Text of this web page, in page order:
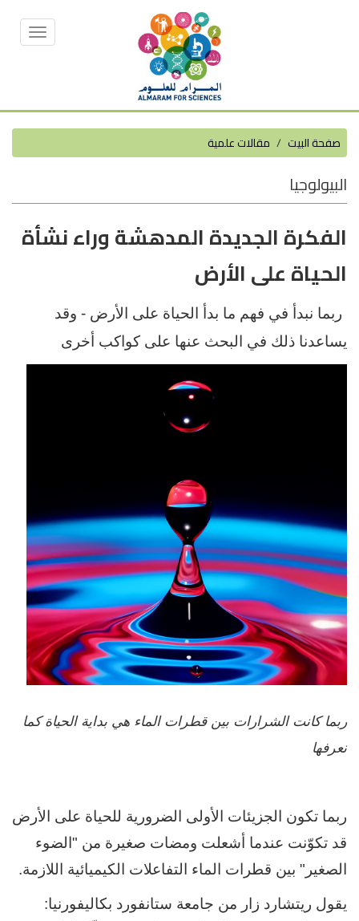
Toggle
صفحة البيت مقالات علمية
البيولوجيا
الفكرة الجديدة المدهشة وراء نشأة
الحياة على الأرض
ربما نبدأ في فهم ما بدأ الحياة على الأرض - وقد
يساعدنا ذلك في البحث عنها على كواكب أخرى
ربما كانت الشرارات بين قطرات الماء هي بداية الحياة كما
نعرفها
ربما تكون الجزيئات الأولى الضرورية للحياة على الأرض
قد تكوّنت عندما أشعلت ومضات صغيرة من "الضوء
الصغير" بين قطرات الماء التفاعلات الكيميائية اللازمة.
يقول ريتشارد زار من جامعة ستانفورد بكاليفورنيا: